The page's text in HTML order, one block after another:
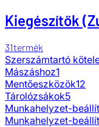
Kiegészítők
31termék
Szerszámtartó
Mászáshoz1
Mentőeszközök12
Tárolózsákok5
Munkahelyzet-
Munkahelyzet-